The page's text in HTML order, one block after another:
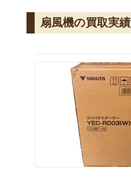
扇風機の買取実績